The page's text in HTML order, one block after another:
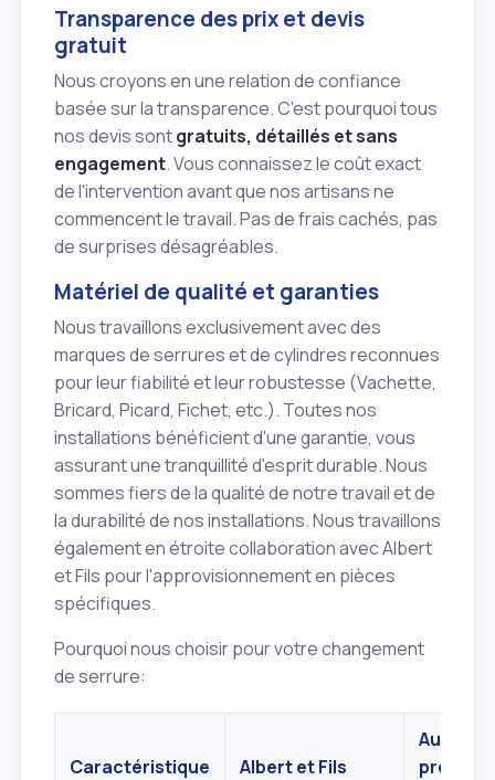
Transparence des prix et devis
gratuit
Nous croyons en une relation de confiance
basée sur la transparence. C'est pourquoi tous
nos devis sontgratuits, détaillés et sans
engagement. Vous connaissez le coût exact
de l'intervention avant que nos artisans ne
commencent le travail. Pas de frais cachés, pas
de surprises désagréables.
Matériel de qualité et garanties
Nous travaillons exclusivement avec des
marques de serrures et de cylindres reconnues
pour leur fiabilité et leur robustesse (Vachette,
Bricard, Picard, Fichet, etc.). Toutes nos
installations bénéficient d'une garantie, vous
assurant une tranquillité d'esprit durable. Nous
sommes fiers de la qualité de notre travail et de
la durabilité de nos installations. Nous travaillons
également en étroite collaboration avec Albert
et Fils pour l'approvisionnement en pièces
spécifiques.
Pourquoi nous choisir pour votre changement
de serrure:
Caractéristique Albert et Fils
Autres